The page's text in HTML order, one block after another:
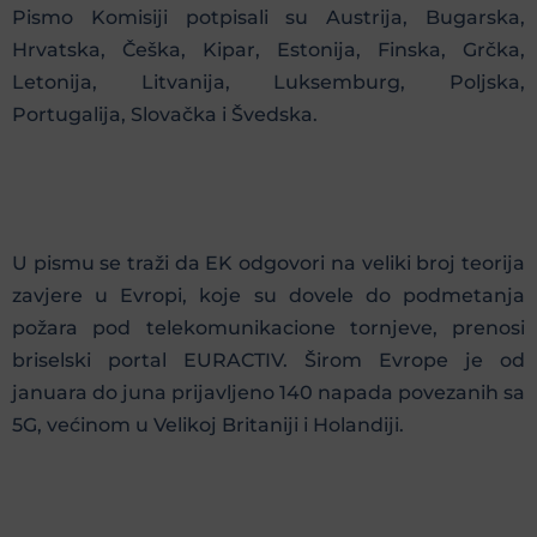
Pismo Komisiji potpisali su Austrija, Bugarska,
Hrvatska, Češka, Kipar, Estonija, Finska, Grčka,
Letonija, Litvanija, Luksemburg, Poljska,
Portugalija, Slovačka i Švedska.
U pismu se traži da EK odgovori na veliki broj teorija
zavjere u Evropi, koje su dovele do podmetanja
požara pod telekomunikacione tornjeve, prenosi
briselski portal EURACTIV. Širom Evrope je od
januara do juna prijavljeno 140 napada povezanih sa
5G, većinom u Velikoj Britaniji i Holandiji.